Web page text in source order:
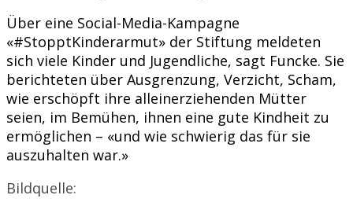
Über eine Social-Media-Kampagne
«#StopptKinderarmut» der Stiftung meldeten
sich viele Kinder und Jugendliche, sagt Funcke. Sie
berichteten über Ausgrenzung, Verzicht, Scham,
wie erschöpft ihre alleinerziehenden Mütter
seien, im Bemühen, ihnen eine gute Kindheit zu
ermöglichen – «und wie schwierig das für sie
auszuhalten war.»
Bildquelle: